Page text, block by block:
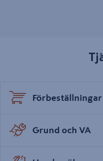
Förbeställningar
Grund och VA